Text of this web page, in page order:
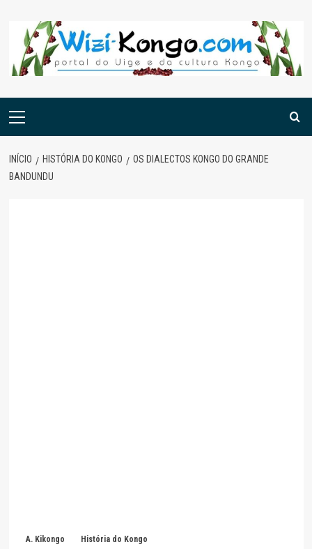
content
Menu
INÍCIO HISTÓRIA DO KONGO
OS DIALECTOS KONGO DO GRANDE
BANDUNDU
A. Kikongo História do Kongo